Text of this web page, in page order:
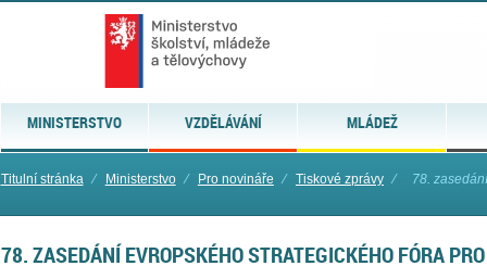
MINISTERSTVO VZDĚLÁVÁNÍ MLÁDEŽ
Titulní stránka ⁄ Ministerstvo ⁄ Pro novináře ⁄ Tiskové zprávy ⁄ 78.
78. ZASEDÁNÍ EVROPSKÉHO STRATEGICKÉHO FÓRA